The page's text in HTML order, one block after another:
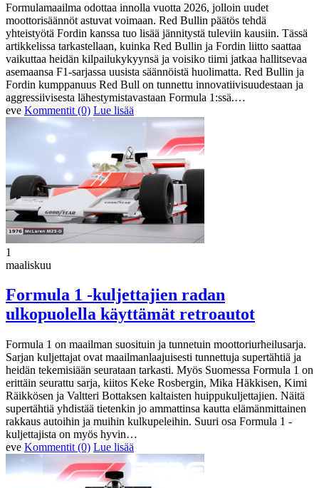
Formulamaailma odottaa innolla vuotta 2026, jolloin uudet
moottorisäännöt astuvat voimaan. Red Bullin päätös tehdä
yhteistyötä Fordin kanssa tuo lisää jännitystä tuleviin kausiin. Tässä
artikkelissa tarkastellaan, kuinka Red Bullin ja Fordin liitto saattaa
vaikuttaa heidän kilpailukykyynsä ja voisiko tiimi jatkaa hallitsevaa
asemaansa F1-sarjassa uusista säännöistä huolimatta. Red Bullin ja
Fordin kumppanuus Red Bull on tunnettu innovatiivisuudestaan ja
aggressiivisesta lähestymistavastaan Formula 1:ssä.…
eve Kommentit (0) Lue lisää
1
maaliskuu
Formula 1 -kuljettajien radan
ulkopuolella käyttämät retroautot
Formula 1 on maailman suosituin ja tunnetuin moottoriurheilusarja.
Sarjan kuljettajat ovat maailmanlaajuisesti tunnettuja supertähtiä ja
heidän tekemisiään seurataan tarkasti. Myös Suomessa Formula 1 on
erittäin seurattu sarja, kiitos Keke Rosbergin, Mika Häkkisen, Kimi
Räikkösen ja Valtteri Bottaksen kaltaisten huippukuljettajien. Näitä
supertähtiä yhdistää tietenkin jo ammattinsa kautta elämänmittainen
rakkaus autoihin ja muihin kulkupeleihin. Suuri osa Formula 1 -
kuljettajista on myös hyvin…
eve Kommentit (0) Lue lisää